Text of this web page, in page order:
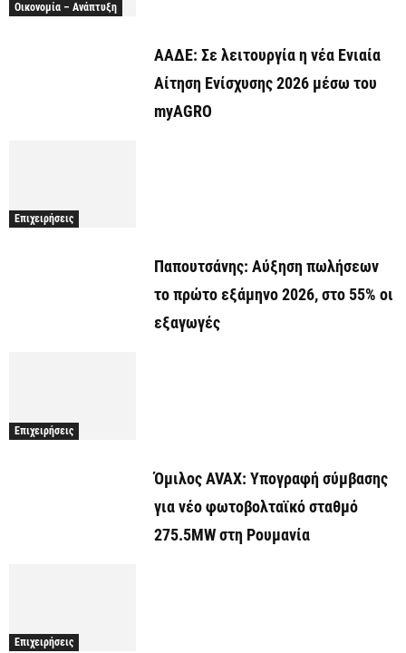
Οικονομία – Ανάπτυξη
ΑΑΔΕ: Σε λειτουργία η νέα Ενιαία
Αίτηση Ενίσχυσης 2026 μέσω του
myAGRO
Επιχειρήσεις
Παπουτσάνης: Αύξηση πωλήσεων
το πρώτο εξάμηνο 2026, στο 55% οι
εξαγωγές
Επιχειρήσεις
Όμιλος AVAX: Υπογραφή σύμβασης
για νέο φωτοβολταϊκό σταθμό
275.5MW στη Ρουμανία
Επιχειρήσεις